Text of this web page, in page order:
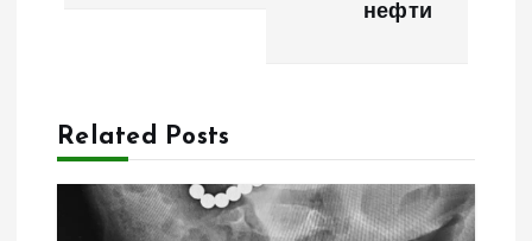
и
я
нефти
Related Posts